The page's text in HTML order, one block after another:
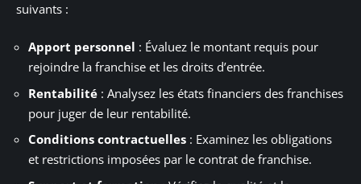
suivants :
Apport personnel : Évaluez le montant requis pour
rejoindre la franchise et les droits d’entrée.
Rentabilité : Analysez les états financiers des franchises
pour juger de leur rentabilité.
Conditions contractuelles : Examinez les obligations
et restrictions imposées par le contrat de franchise.